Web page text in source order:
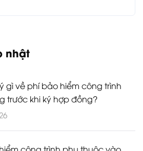
nhật
gì về phí bảo hiểm công trình
trước khi ký hợp đồng?